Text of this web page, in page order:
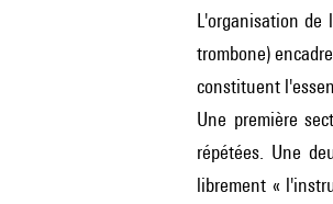
L'organisation de
trombone)
constituent
Une première
répétées. Une
librement «